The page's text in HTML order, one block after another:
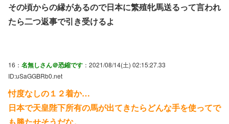
その頃からの縁があるので日本に繁殖牝馬送るって言われ
たら二つ返事で引き受けるよ
16： 名無しさん＠恐縮です ：2021/08/14(土) 02:15:27.33
ID:uSaGGBRb0.net
忖度なしの１２着か…
日本で天皇陛下所有の馬が出てきたらどんな手を使ってで
も勝たせそうだな。